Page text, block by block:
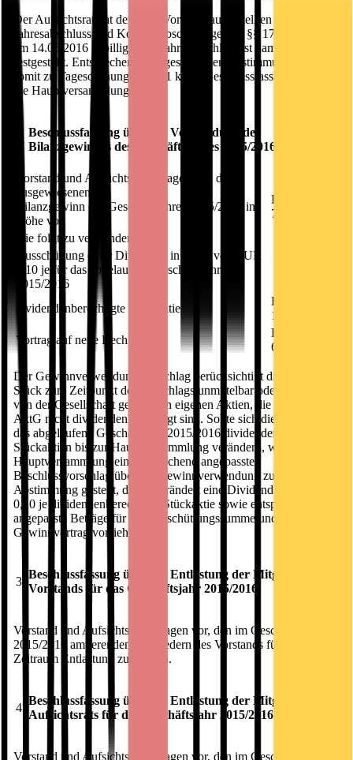
Der Aufsichtsrat hat den vom Vorstand aufgestellten
Jahresabschluss und Konzernabschluss gemäß §§ 171, 172 AktG
am 14.06.2016 gebilligt. Der Jahresabschluss ist damit
festgestellt. Entsprechend den gesetzlichen Bestimmungen erfolgt
somit zu Tagesordnungspunkt 1 keine Beschlussfassung durch
die Hauptversammlung.
2.
Beschlussfassung über die Verwendung des
Bilanzgewinnes des Geschäftsjahres 2015/2016
Vorstand und Aufsichtsrat schlagen vor, den
ausgewiesenen
Bilanzgewinn des Geschäftsjahres 2015/2016 in
Höhe von
EUR
7.934.416,95
wie folgt zu verwenden:
Ausschüttung einer Dividende in Höhe von EUR
0,10 je für das abgelaufene Geschäftsjahr
2015/2016
dividendenberechtigte Stückaktie
EUR
1.320.010,00
Vortrag auf neue Rechnung
EUR
6.614.406,95
Der Gewinnverwendungsvorschlag berücksichtigt die 99.900
Stück zum Zeitpunkt des Vorschlags unmittelbar oder mittelbar
von der Gesellschaft gehaltenen eigenen Aktien, die gemäß § 71b
AktG nicht dividendenberechtigt sind. Sollte sich die Zahl der für
das abgelaufene Geschäftsjahr 2015/2016 dividendenberechtigten
Stückaktien bis zur Hauptversammlung verändern, wird in der
Hauptversammlung ein entsprechend angepasster
Beschlussvorschlag über die Gewinnverwendung zur
Abstimmung gestellt, der unverändert eine Dividende von EUR
0,10 je dividendenberechtigte Stückaktie sowie entsprechend
angepasste Beträge für die Ausschüttungssumme und den
Gewinnvortrag vorsieht.
3.
Beschlussfassung über die Entlastung der Mitglieder des
Vorstands für das Geschäftsjahr 2015/2016
Vorstand und Aufsichtsrat schlagen vor, den im Geschäftsjahr
2015/2016 amtierenden Mitgliedern des Vorstands für diesen
Zeitraum Entlastung zu erteilen.
4.
Beschlussfassung über die Entlastung der Mitglieder des
Aufsichtsrats für das Geschäftsjahr 2015/2016
Vorstand und Aufsichtsrat schlagen vor, den im Geschäftsjahr